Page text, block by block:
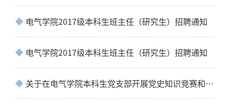
电气学院2017级本科生班主任（研究生）招聘通知
电气学院2017级本科生班主任（研究生）招聘通知
关于在电气学院本科生党支部开展党史知识竞赛和红色演讲比赛的通知